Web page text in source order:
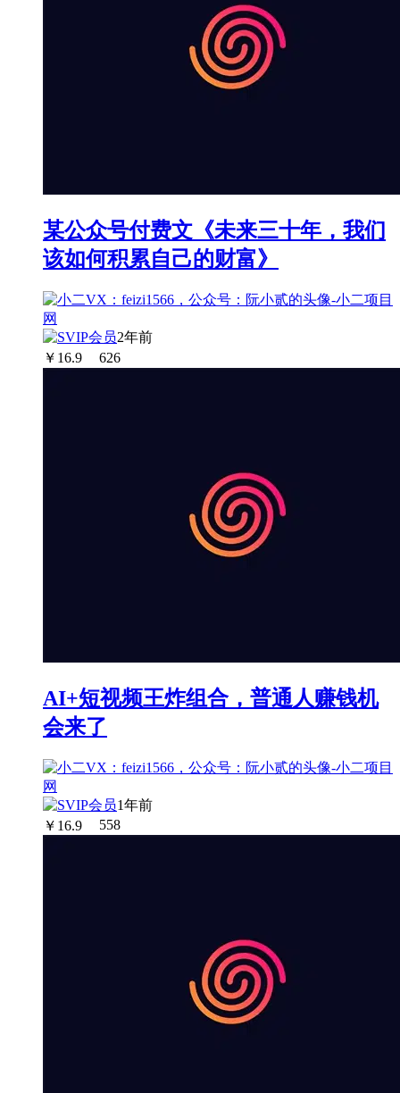
某公众号付费文《未来三十年，我们
该如何积累自己的财富》
2年前
￥ 16.9 626
AI+短视频王炸组合，普通人赚钱机
会来了
1年前
￥ 16.9 558